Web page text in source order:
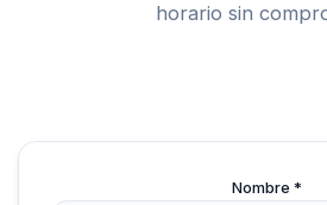
horario sin
Nombre *